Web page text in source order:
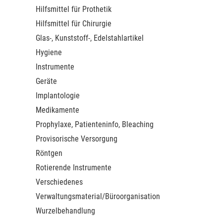
Hilfsmittel für Prothetik
Hilfsmittel für Chirurgie
Glas-, Kunststoff-, Edelstahlartikel
Hygiene
Instrumente
Geräte
Implantologie
Medikamente
Prophylaxe, Patienteninfo, Bleaching
Provisorische Versorgung
Röntgen
Rotierende Instrumente
Verschiedenes
Verwaltungsmaterial/Büroorganisation
Wurzelbehandlung